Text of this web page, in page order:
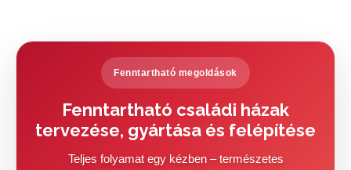
Fenntartható megoldások
Fenntartható családi házak
tervezése, gyártása és felépítése
Teljes folyamat egy kézben – természetes